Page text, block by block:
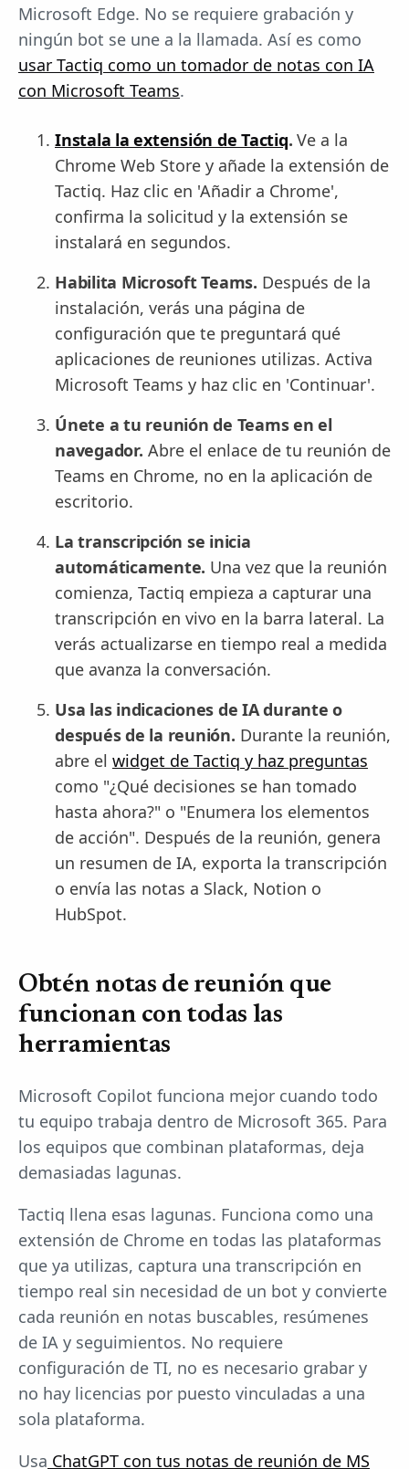
Microsoft Edge. No se requiere grabación y
ningún bot se une a la llamada. Así es como
usar Tactiq como un tomador de notas con IA
con Microsoft Teams.
Instala la extensión de Tactiq. Ve a la
Chrome Web Store y añade la extensión de
Tactiq. Haz clic en 'Añadir a Chrome',
confirma la solicitud y la extensión se
instalará en segundos.
Habilita Microsoft Teams. Después de la
instalación, verás una página de
configuración que te preguntará qué
aplicaciones de reuniones utilizas. Activa
Microsoft Teams y haz clic en 'Continuar'.
Únete a tu reunión de Teams en el
navegador. Abre el enlace de tu reunión de
Teams en Chrome, no en la aplicación de
escritorio.
La transcripción se inicia
automáticamente. Una vez que la reunión
comienza, Tactiq empieza a capturar una
transcripción en vivo en la barra lateral. La
verás actualizarse en tiempo real a medida
que avanza la conversación.
Usa las indicaciones de IA durante o
después de la reunión. Durante la reunión,
abre el widget de Tactiq y haz preguntas
como "¿Qué decisiones se han tomado
hasta ahora?" o "Enumera los elementos
de acción". Después de la reunión, genera
un resumen de IA, exporta la transcripción
o envía las notas a Slack, Notion o
HubSpot.
Obtén notas de reunión que
funcionan con todas las
herramientas
Microsoft Copilot funciona mejor cuando todo
tu equipo trabaja dentro de Microsoft 365. Para
los equipos que combinan plataformas, deja
demasiadas lagunas.
Tactiq llena esas lagunas. Funciona como una
extensión de Chrome en todas las plataformas
que ya utilizas, captura una transcripción en
tiempo real sin necesidad de un bot y convierte
cada reunión en notas buscables, resúmenes
de IA y seguimientos. No requiere
configuración de TI, no es necesario grabar y
no hay licencias por puesto vinculadas a una
sola plataforma.
Usa ChatGPT con tus notas de reunión de MS